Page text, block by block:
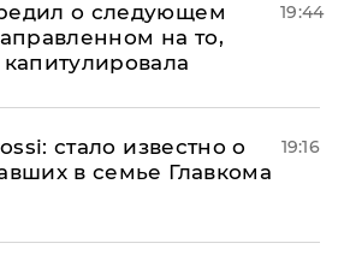
о следующем
на то,
19:44
стало известно о
в семье Главкома
19:16